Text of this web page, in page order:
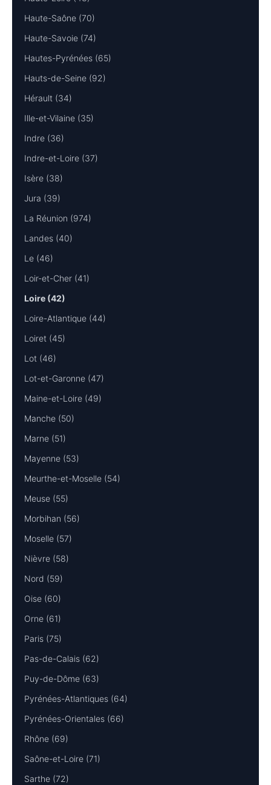
Haute-Saône (70)
Haute-Savoie (74)
Hautes-Pyrénées (65)
Hauts-de-Seine (92)
Hérault (34)
Ille-et-Vilaine (35)
Indre (36)
Indre-et-Loire (37)
Isère (38)
Jura (39)
La Réunion (974)
Landes (40)
Le (46)
Loir-et-Cher (41)
Loire (42)
Loire-Atlantique (44)
Loiret (45)
Lot (46)
Lot-et-Garonne (47)
Maine-et-Loire (49)
Manche (50)
Marne (51)
Mayenne (53)
Meurthe-et-Moselle (54)
Meuse (55)
Morbihan (56)
Moselle (57)
Nièvre (58)
Nord (59)
Oise (60)
Orne (61)
Paris (75)
Pas-de-Calais (62)
Puy-de-Dôme (63)
Pyrénées-Atlantiques (64)
Pyrénées-Orientales (66)
Rhône (69)
Saône-et-Loire (71)
Sarthe (72)